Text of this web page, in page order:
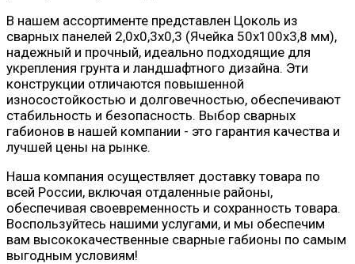
В нашем ассортименте представлен Цоколь из
сварных панелей 2,0х0,3х0,3 (Ячейка 50х100х3,8 мм),
надежный и прочный, идеально подходящие для
укрепления грунта и ландшафтного дизайна. Эти
конструкции отличаются повышенной
износостойкостью и долговечностью, обеспечивают
стабильность и безопасность. Выбор сварных
габионов в нашей компании - это гарантия качества и
лучшей цены на рынке.
Наша компания осуществляет доставку товара по
всей России, включая отдаленные районы,
обеспечивая своевременность и сохранность товара.
Воспользуйтесь нашими услугами, и мы обеспечим
вам высококачественные сварные габионы по самым
выгодным условиям!